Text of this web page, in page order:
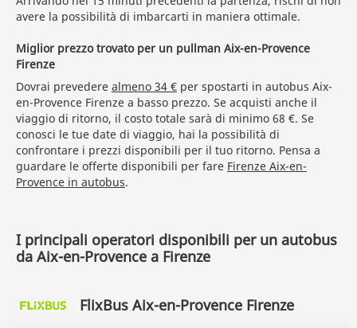
avere la possibilità di imbarcarti in maniera ottimale.
Miglior prezzo trovato per un pullman Aix-en-Provence
Firenze
Dovrai prevedere almeno 34 € per spostarti in autobus Aix-
en-Provence Firenze a basso prezzo. Se acquisti anche il
viaggio di ritorno, il costo totale sarà di minimo 68 €. Se
conosci le tue date di viaggio, hai la possibilità di
confrontare i prezzi disponibili per il tuo ritorno. Pensa a
guardare le offerte disponibili per fare Firenze Aix-en-
Provence in autobus.
I principali operatori disponibili per un autobus
da Aix-en-Provence a Firenze
FlixBus Aix-en-Provence Firenze